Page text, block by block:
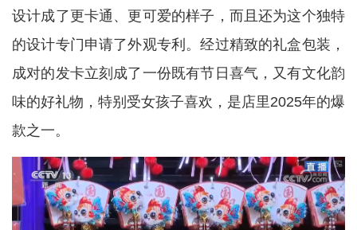
设计成了更卡通、更可爱的样子，而且还为这个独特
的设计专门申请了外观专利。经过精致的礼盒包装，
成对的发卡立刻成了一份既有节日喜气，又有文化韵
味的好礼物，特别受女孩子喜欢，是店里2025年的爆
款之一。